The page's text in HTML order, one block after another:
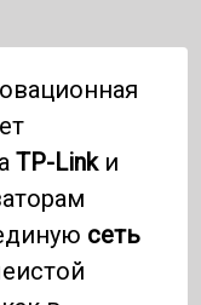
TP-Linkи
сеть